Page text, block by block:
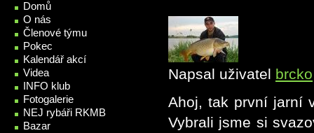
Domů
O nás
Členové týmu
Pokec
Kalendář akcí
Videa
INFO klub
Fotogalerie
NEJ rybáři RKMB
Bazar
Napsal uživatel brcko
Ahoj, tak první jarní
Vybrali jsme si